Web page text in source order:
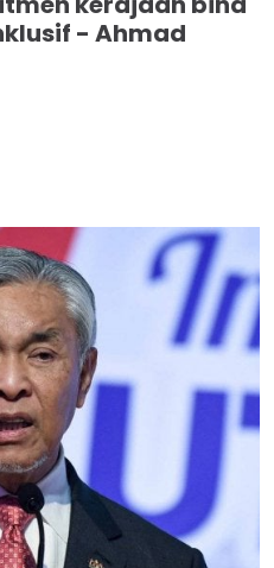
- Ahmad